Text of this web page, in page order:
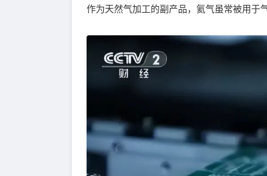
作为天然气加工的副产品，氦气虽常被用于